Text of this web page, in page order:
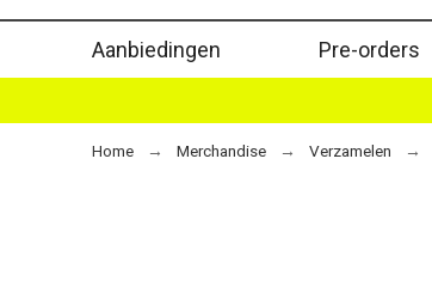
Aanbiedingen Pre-orders
Home Merchandise Verzamelen